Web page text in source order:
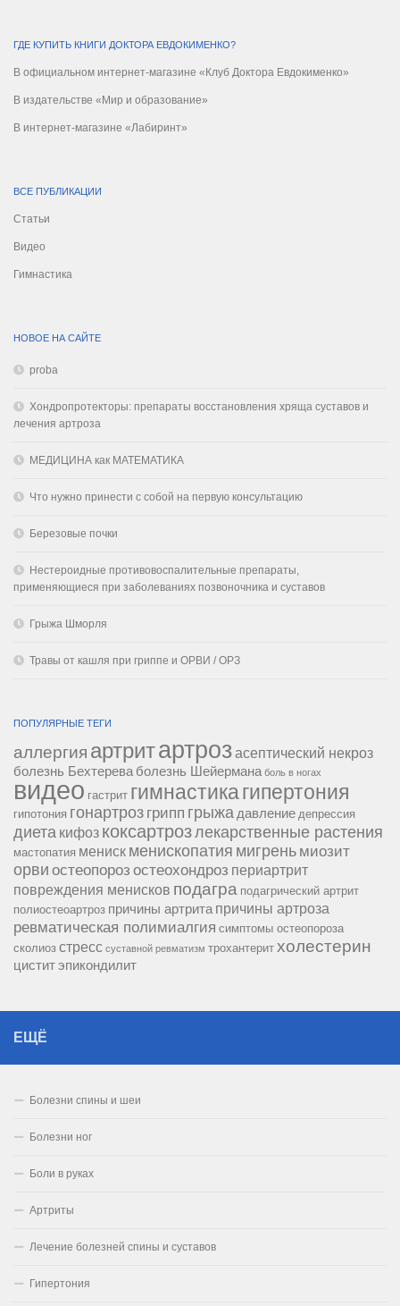
ГДЕ КУПИТЬ КНИГИ ДОКТОРА ЕВДОКИМЕНКО?
В официальном интернет-магазине «Клуб Доктора Евдокименко»
В издательстве «Мир и образование»
В интернет-магазине «Лабиринт»
ВСЕ ПУБЛИКАЦИИ
Статьи
Видео
Гимнастика
НОВОЕ НА САЙТЕ
proba
Хондропротекторы: препараты восстановления хряща суставов и
лечения артроза
МЕДИЦИНА как МАТЕМАТИКА
Что нужно принести с собой на первую консультацию
Березовые почки
Нестероидные противовоспалительные препараты,
применяющиеся при заболеваниях позвоночника и суставов
Грыжа Шморля
Травы от кашля при гриппе и ОРВИ / ОРЗ
ПОПУЛЯРНЫЕ ТЕГИ
аллергия артритартрозасептический некроз
болезнь Бехтерева болезнь Шейермана боль в ногах
видео гастрит гимнастикагипертония
гипотония гонартроз грипп грыжадавление депрессия
диета кифоз коксартрозлекарственные растения
мастопатия мениск менископатия мигрень миозит
орви остеопороз остеохондроз периартрит
повреждения менисков подагра подагрический артрит
полиостеоартроз причины артрита причины артроза
ревматическая полимиалгия симптомы остеопороза
сколиоз стресс суставной ревматизм трохантерит холестерин
циститэпикондилит
ЕЩЁ
Болезни спины и шеи
Болезни ног
Боли в руках
Артриты
Лечение болезней спины и суставов
Гипертония